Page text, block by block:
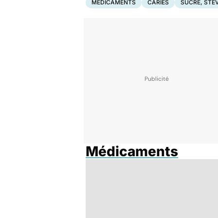
MÉDICAMENTS CARIES SUCRE,
Médicaments